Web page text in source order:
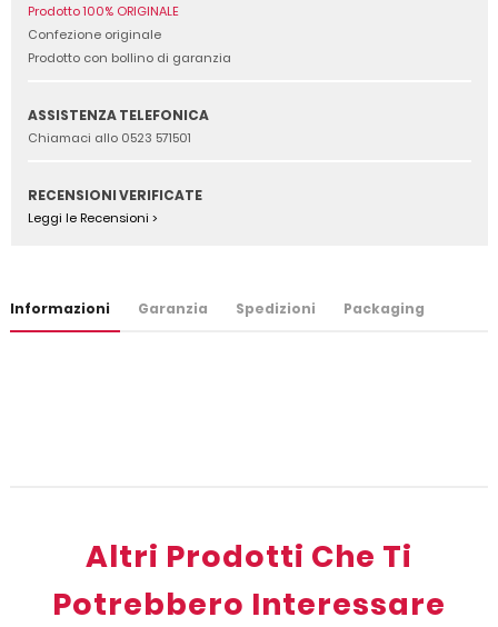
Prodotto 100% ORIGINALE
Confezione originale
Prodotto con bollino di garanzia
ASSISTENZA TELEFONICA
Chiamaci allo 0523 571501
RECENSIONI VERIFICATE
Leggi le Recensioni >
Informazioni Garanzia Spedizioni Packaging
Altri Prodotti Che Ti
Potrebbero Interessare